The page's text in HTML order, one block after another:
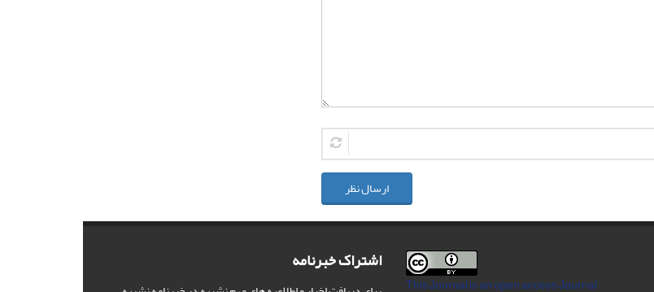
ارسال نظر
This Journal is an open access Journal
اشتراک خبرنامه